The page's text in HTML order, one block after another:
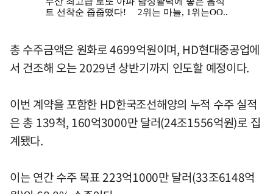
총 수주금액은 원화로 4699억원이며, HD현대중공업에
서 건조해 오는 2029년 상반기까지 인도할 예정이다.
이번 계약을 포함한 HD한국조선해양의 누적 수주 실적
은 총 139척, 160억3000만 달러(24조1556억원)로 집
계됐다.
이는 연간 수주 목표 223억1000만 달러(33조6148억